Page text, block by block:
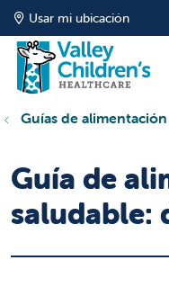
Usar mi ubicación
Guías de
Guía de
saludable: